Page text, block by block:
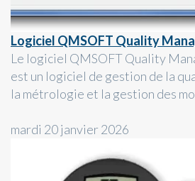
Logiciel QMSOFT Quality
Le logiciel QMSOFT Quality
est un logiciel de gestion de la
la métrologie et la gestion des
mardi 20 janvier 2026